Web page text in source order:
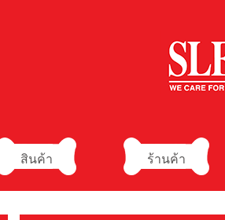
สินค้า ร้านค้า